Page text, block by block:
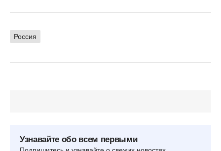
Россия
Узнавайте обо всем первыми